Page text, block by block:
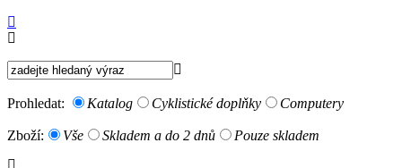
Prohledat: Katalog Cyklistické doplňky Computery
Zboží: Vše Skladem a do 2 dnů Pouze skladem